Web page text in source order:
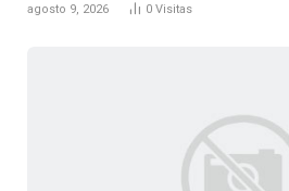
agosto 9, 2026 0 Visitas